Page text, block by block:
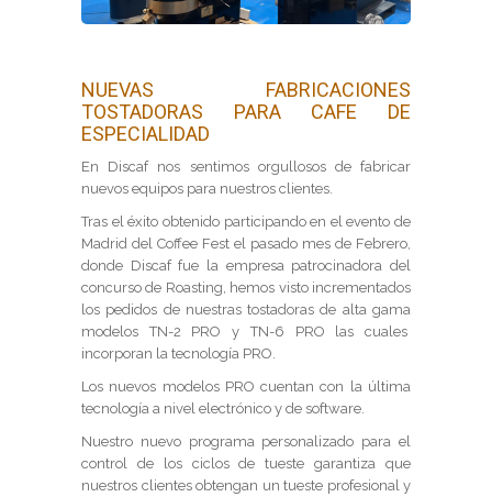
NUEVAS FABRICACIONES
TOSTADORAS PARA CAFE DE
ESPECIALIDAD
En Discaf nos sentimos orgullosos de fabricar
nuevos equipos para nuestros clientes.
Tras el éxito obtenido participando en el evento de
Madrid del Coffee Fest el pasado mes de Febrero,
donde Discaf fue la empresa patrocinadora del
concurso de Roasting, hemos visto incrementados
los pedidos de nuestras tostadoras de alta gama
modelos TN-2 PRO y TN-6 PRO las cuales
incorporan la tecnología PRO.
Los nuevos modelos PRO cuentan con la última
tecnología a nivel electrónico y de software.
Nuestro nuevo programa personalizado para el
control de los ciclos de tueste garantiza que
nuestros clientes obtengan un tueste profesional y